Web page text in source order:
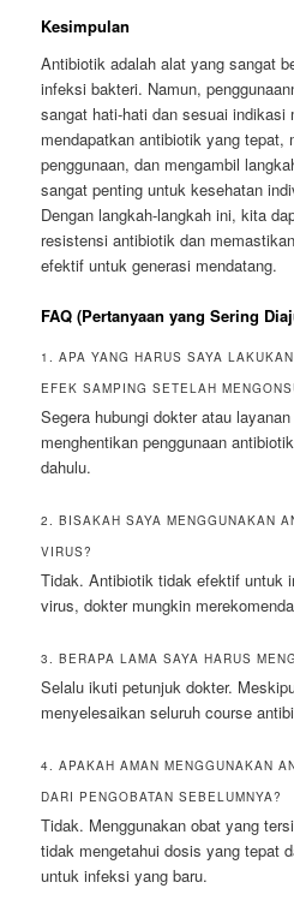
Kesimpulan
Antibiotik adalah alat yang sangat
infeksi bakteri. Namun,
sangat hati-hati dan sesuai indikasi
mendapatkan antibiotik yang tepat,
penggunaan, dan mengambil
sangat penting untuk kesehatan
Dengan langkah-langkah ini, kita
resistensi antibiotik dan
efektif untuk generasi mendatang.
FAQ (Pertanyaan yang Sering
1. APA YANG HARUS SAYA
EFEK SAMPING SETELAH
Segera hubungi dokter atau
menghentikan penggunaan
dahulu.
2. BISAKAH SAYA MENGGUNAKAN
VIRUS?
Tidak. Antibiotik tidak efektif untuk
virus, dokter mungkin
3. BERAPA LAMA SAYA HARUS
Selalu ikuti petunjuk dokter.
menyelesaikan seluruh course
4. APAKAH AMAN MENGGUNAKAN
DARI PENGOBATAN SEBELUMNYA?
Tidak. Menggunakan obat yang
tidak mengetahui dosis yang tepat
untuk infeksi yang baru.